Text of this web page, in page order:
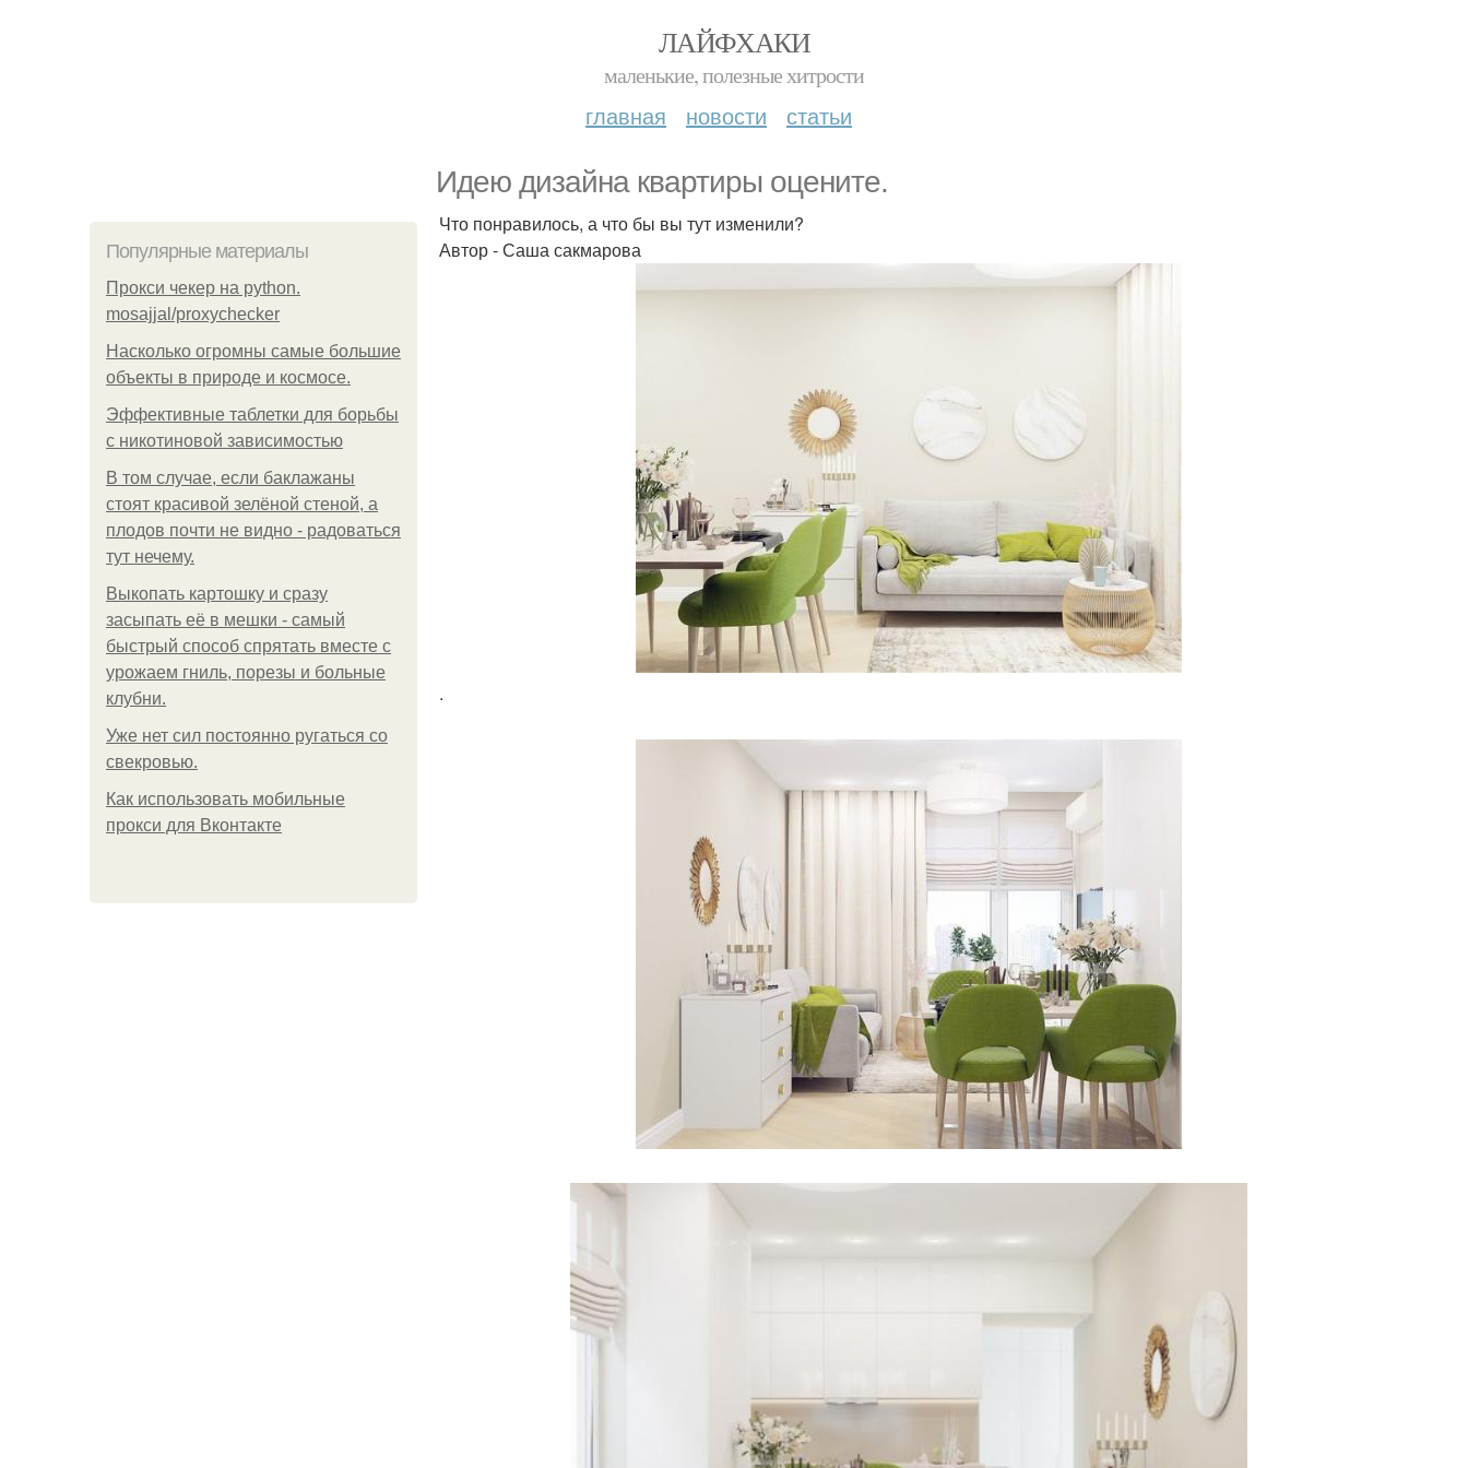
ЛАЙФХАКИ
маленькие, полезные хитрости
главная новости статьи
Идею дизайна квартиры оцените.
Популярные материалы
Прокси чекер на python.
mosajjal/proxychecker
Насколько огромны самые большие
объекты в природе и космосе.
Эффективные таблетки для борьбы
с никотиновой зависимостью
В том случае, если баклажаны
стоят красивой зелёной стеной, а
плодов почти не видно - радоваться
тут нечему.
Выкопать картошку и сразу
засыпать её в мешки - самый
быстрый способ спрятать вместе с
урожаем гниль, порезы и больные
клубни.
Уже нет сил постоянно ругаться со
свекровью.
Как использовать мобильные
прокси для Вконтакте
Что понравилось, а что бы вы тут изменили?
Автор - Саша сакмарова
.